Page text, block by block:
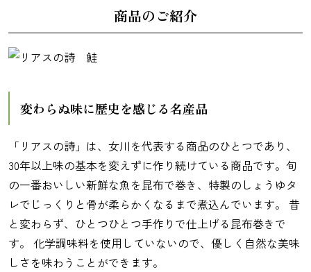
商品のご紹介
変わらぬ味に歴史を感じる名産品
「リアスの詩」は、女川を代表する商品のひとつであり、
30年以上味の基本を変えずに作り続けている商品です。旬
の一番おいしい新鮮な魚を昆布で巻き、特製のしょうゆタ
レでじっくりと骨が柔らかくなるまで煮込んでいます。 昔
と変わらず、ひとつひとつ手作りで仕上げる昆布巻きで
す。 化学調味料を使用していないので、優しく自然な美味
しさを味わうことができます。